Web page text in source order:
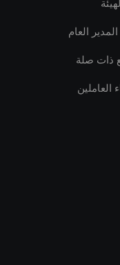
العام
ذات صلة
العاملين